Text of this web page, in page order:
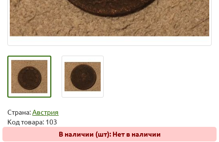
Страна:Австрия
Код товара: 103
В наличии (шт): Нет в наличии